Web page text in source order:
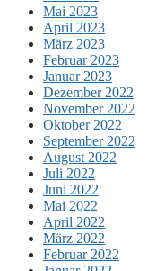
Mai 2023
April 2023
März 2023
Februar 2023
Januar 2023
Dezember 2022
November 2022
Oktober 2022
September 2022
August 2022
Juli 2022
Juni 2022
Mai 2022
April 2022
März 2022
Februar 2022